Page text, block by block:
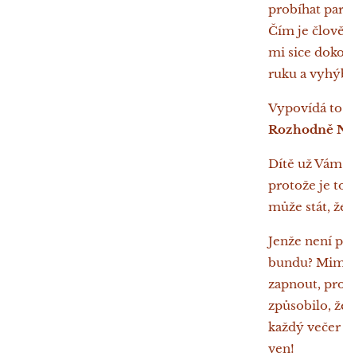
probíhat
Čím je
mi sice
ruku a
Vypovídá to
Rozhodně
Dítě už
protože je
může stát,
Jenže není
bundu?
zapnout,
způsobilo,
každý
ven!